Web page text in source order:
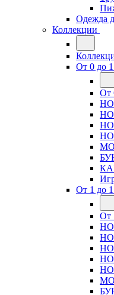
Одежда
Коллекции
От 0 до 1
От
От 1 до
От